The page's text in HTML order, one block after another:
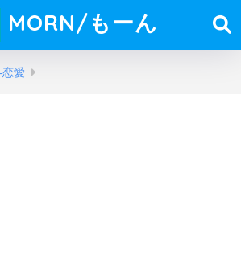
MORN/もーん
愛